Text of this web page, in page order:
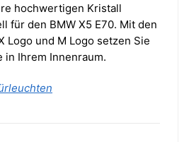
auf
der
Produktseite
werden
hochwertigen Kristall
für den BMW X5 E70. Mit den
Logo und M Logo setzen Sie
Ihrem Innenraum.